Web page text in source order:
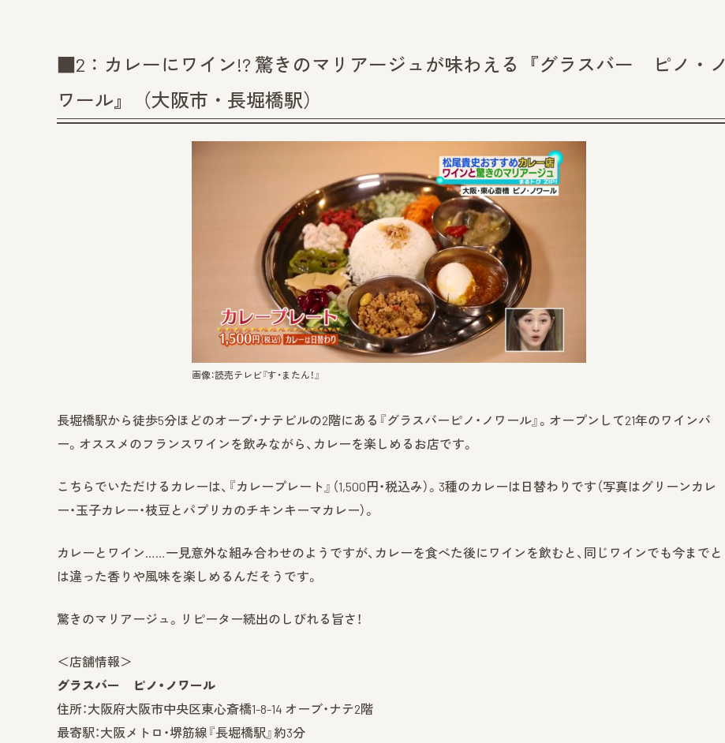
■2：カレーにワイン!? 驚きのマリアージュが味わえる『グラスバー ピノ・ノ
ワール』（大阪市・長堀橋駅）
画像：読売テレビ『す・またん！』
長堀橋駅から徒歩5分ほどのオーブ・ナテビルの2階にある『グラスバーピノ・ノワール』。オープンして21年のワインバ
ー。オススメのフランスワインを飲みながら、カレーを楽しめるお店です。
こちらでいただけるカレーは、『カレープレート』（1,500円・税込み）。3種のカレーは日替わりです（写真はグリーンカレ
ー・玉子カレー・枝豆とパプリカのチキンキーマカレー）。
カレーとワイン……一見意外な組み合わせのようですが、カレーを食べた後にワインを飲むと、同じワインでも今までと
は違った香りや風味を楽しめるんだそうです。
驚きのマリアージュ。リピーター続出のしびれる旨さ！
＜店舗情報＞
グラスバー ピノ・ノワール
住所：大阪府大阪市中央区東心斎橋1-8-14 オーブ・ナテ2階
最寄駅：大阪メトロ・堺筋線『長堀橋駅』約3分